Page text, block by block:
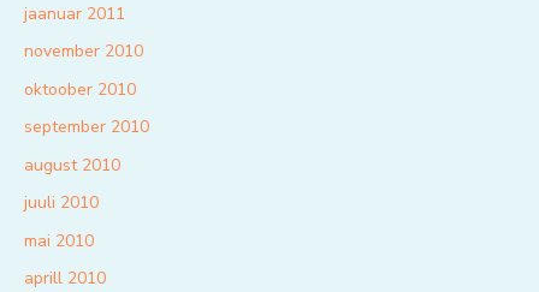
jaanuar 2011
november 2010
oktoober 2010
september 2010
august 2010
juuli 2010
mai 2010
aprill 2010